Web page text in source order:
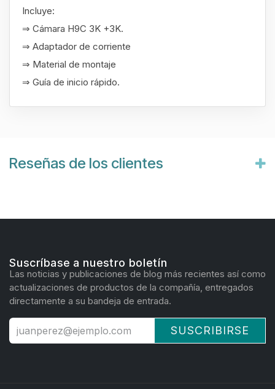
Incluye:
⇒ Cámara H9C 3K +3K.
⇒ Adaptador de corriente
⇒ Material de montaje
⇒ Guía de inicio rápido.
Reseñas de los clientes
Suscríbase a nuestro boletín
Las noticias y publicaciones de blog más recientes así como
actualizaciones de productos de la compañía, entregados
directamente a su bandeja de entrada.
SUSCRIBIRSE